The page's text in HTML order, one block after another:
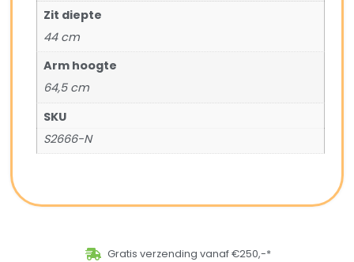
Zit diepte
44 cm
Arm hoogte
64,5 cm
SKU
S2666-N
Gratis verzending vanaf €250,-*